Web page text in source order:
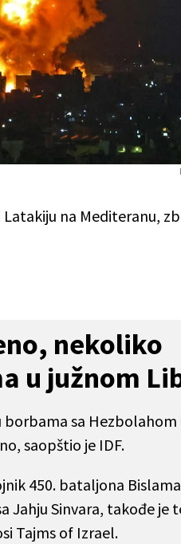
na Mediteranu,
nekoliko
u južnom
borbama sa Hezbolahom
saopštio je IDF.
450. bataljona
Jahju Sinvara, takođe je
Tajms of Izrael.